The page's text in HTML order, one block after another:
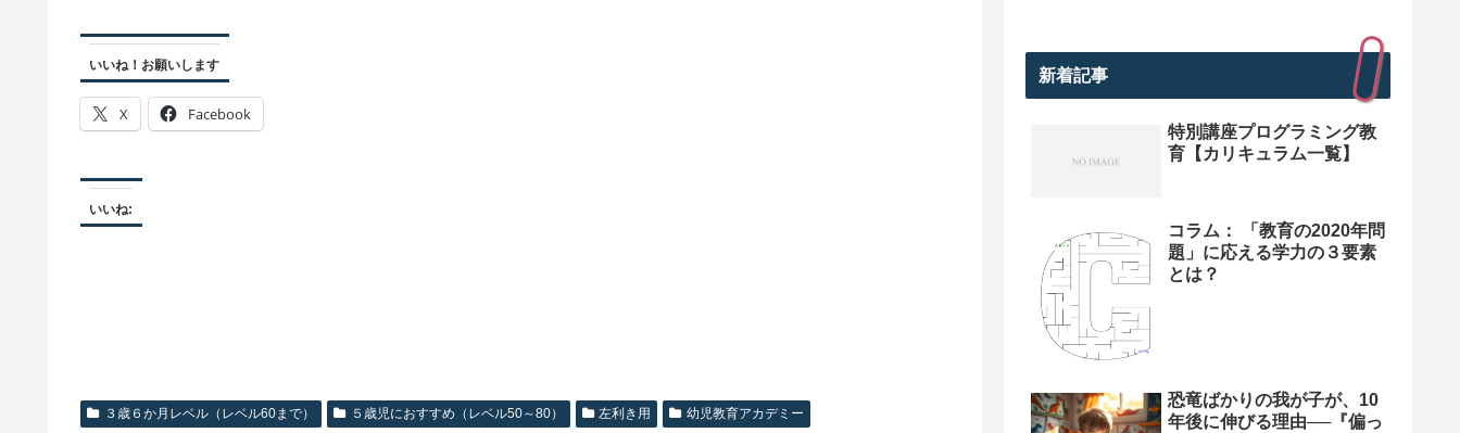
いいね！お願いします
X Facebook
いいね:
３歳６か月レベル（レベル60まで） ５歳児におすすめ（レベル50～80） 左利き用 幼児教育アカデミー
新着記事
特別講座プログラミング教
育【カリキュラム一覧】
コラム： 「教育の2020年問
題」に応える学力の３要素
とは？
恐竜ばかりの我が子が、10
年後に伸びる理由──『偏っ